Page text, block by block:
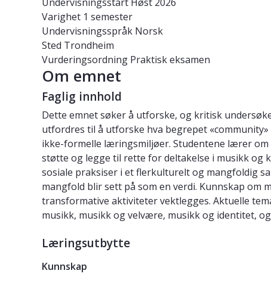
Varighet 1 semester
Undervisningsspråk Norsk
Sted Trondheim
Vurderingsordning Praktisk eksamen
Om emnet
Faglig innhold
Dette emnet søker å utforske, og kritisk
utfordres til å utforske hva begrepet
ikke-formelle læringsmiljøer. Studentene lærer
støtte og legge til rette for deltakelse i musikk og
sosiale praksiser i et flerkulturelt og mangfoldig
mangfold blir sett på som en verdi. Kunnskap om
transformative aktiviteter vektlegges. Aktuelle
musikk, musikk og velvære, musikk og identitet,
Læringsutbytte
Kunnskap